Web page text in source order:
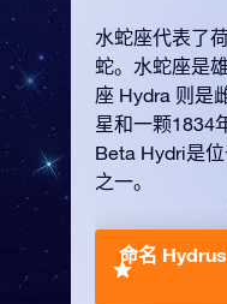
水蛇座代表了
蛇。水蛇座是
座 Hydra 则是
星和一颗1834
Beta Hydri是
之一。
命名